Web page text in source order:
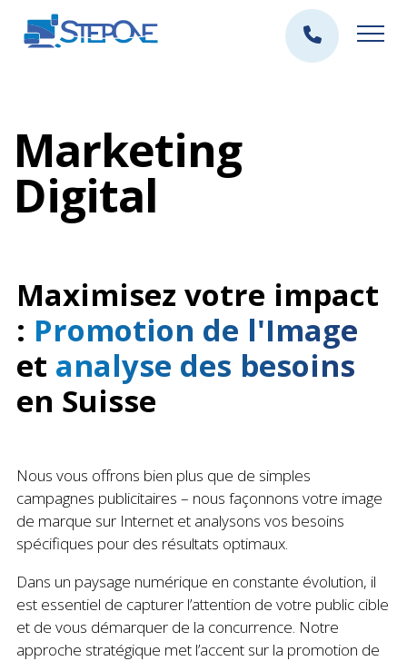
Marketing
Digital
Maximisez votre impact
: Promotion de l'Image
et analyse des besoins
en Suisse
Nous vous offrons bien plus que de simples
campagnes publicitaires – nous façonnons votre image
de marque sur Internet et analysons vos besoins
spécifiques pour des résultats optimaux.
Dans un paysage numérique en constante évolution, il
est essentiel de capturer l’attention de votre public cible
et de vous démarquer de la concurrence. Notre
approche stratégique met l’accent sur la promotion de